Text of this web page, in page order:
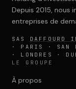
Depuis 2015, nous
entreprises de
SAS DAFFOURD
· PARIS · SAN
· LONDRES ·
LE GROUPE
À propos